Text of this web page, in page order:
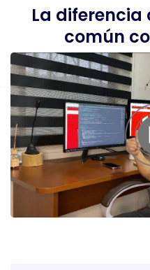
La diferencia
común